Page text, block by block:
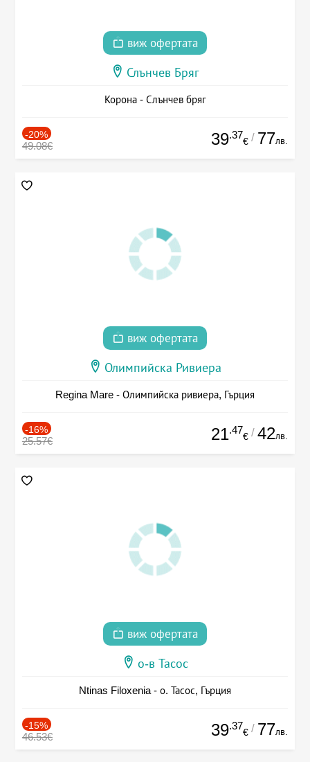
виж офертата
Слънчев Бряг
Корона - Слънчев бряг
-20%
49.08€ 39.37
€ / 77лв.
виж офертата
Олимпийска Ривиера
Regina Mare - Олимпийска ривиера, Гърция
-16%
25.57€ 21.47
€ / 42лв.
виж офертата
о-в Тасос
Ntinas Filoxenia - о. Тасос, Гърция
-15%
46.53€ 39.37
€ / 77лв.